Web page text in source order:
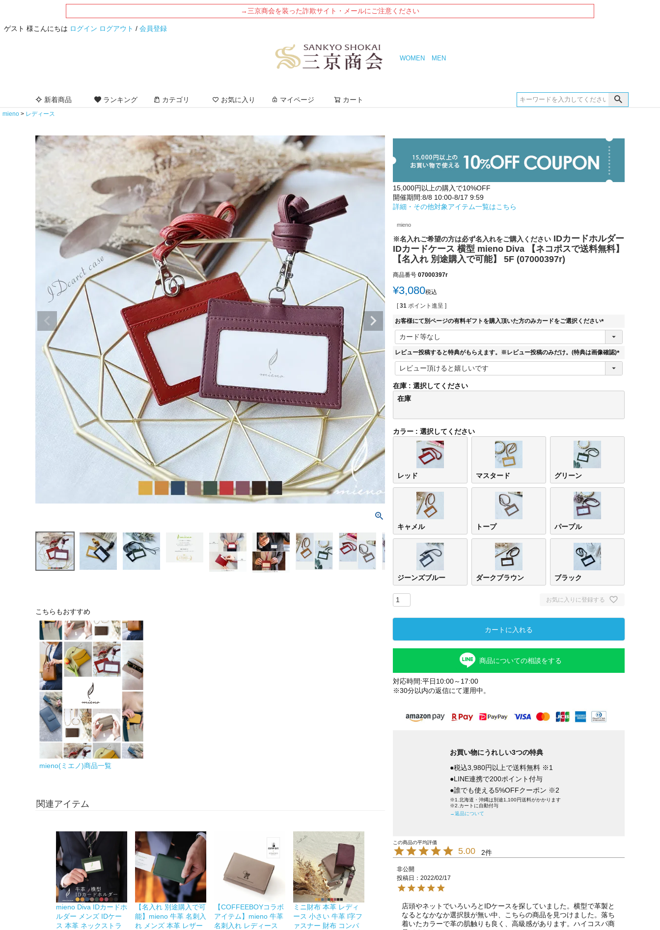
→三京商会を装った詐欺サイト・メールにご注意ください
ゲスト 様こんにちは ログイン ログアウト / 会員登録
WOMEN MEN
新着商品 ランキング カテゴリ お気に入り マイページ カート
mieno レディース
こちらもおすすめ
mieno(ミエノ)商品一覧
関連アイテム
mieno Diva IDカードホ
ルダー メンズ IDケー
ス 本革 ネックストラ
【名入れ 別途購入で可
能】mieno 牛革 名刺入
れ メンズ 本革 レザー
【COFFEEBOYコラボ
アイテム】mieno 牛革
名刺入れ レディース
ミニ財布 本革 レディ
ース 小さい 牛革 l字フ
ァスナー 財布 コンパ
15,000円以上の購入で10%OFF
開催期間:8/8 10:00-8/17 9:59
詳細・その他対象アイテム一覧はこちら
mieno
※名入れご希望の方は必ず名入れをご購入ください IDカードホルダー
IDカードケース 横型 mieno Diva 【ネコポスで送料無料】
【名入れ 別途購入で可能】 5F (07000397r)
商品番号 07000397r
¥3,080税込
[ 31 ポイント進呈 ]
お客様にて別ページの有料ギフトを購入頂いた方のみカードをご選択ください
(
須
レビュー投稿すると特典がもらえます。※レビュー投稿のみだけ。(特典は画像確認)
(
)
在庫
選択してください
在庫
カラー 選択してください
レッド マスタード グリーン
キャメル トープ パープル
ジーンズブルー ダークブラウン ブラック
お気に入りに登録する
カートに入れる
商品についての相談をする
対応時間:平日10:00～17:00
※30分以内の返信にて運用中。
お買い物にうれしい3つの特典
●税込3,980円以上で送料無料 ※1
●LINE連携で200ポイント付与
●誰でも使える5%OFFクーポン ※2
※1.北海道・沖縄は別途1,100円送料がかかります
※2.カートに自動付与
→返品について
5.00 2
非公開
投稿日
2022/02/17
店頭やネットでいろいろとIDケースを探していました。横型で革製と
なるとなかなか選択肢が無い中、こちらの商品を見つけました。落ち
着いたカラーで革の肌触りも良く、高級感があります。ハイコスパ商